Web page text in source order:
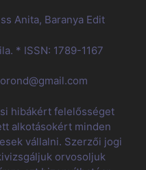
Anita, Baranya Edit
* ISSN: 1789-1167
hibákért felelősséget
alkotásokért minden
vállalni. Szerzői jogi
orvosoljuk